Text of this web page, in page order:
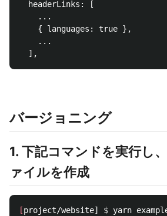
  headerLinks: [
    ...
    { languages: true },
    ...
バージョニング
1. 下記コマンドを実行し
ァイルを作成
[project/website] $